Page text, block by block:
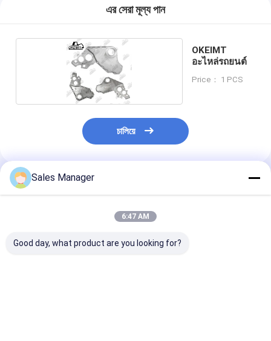
এর সেরা মূল্য পান
OKEIMT
อะไหล่รถยนต์
Price： 1 PCS
চালিয়ে
แนะนำผลิตภัณฑ์
Sales Manager
6:47 AM
Good day, what product are you looking for?